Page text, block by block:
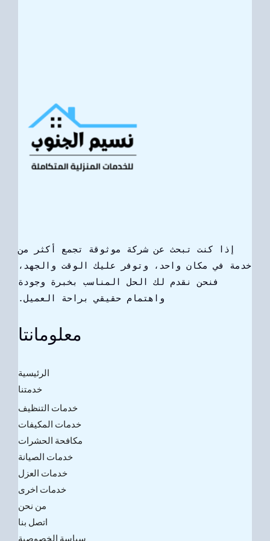
إذا كنت تبحث عن شركة موثوقة تجمع أكثر من
خدمة في مكان واحد، وتوفر عليك الوقت والجهد،
فنحن نقدم لك الحل المناسب بخبرة وجودة
واهتمام حقيقي براحة العميل.
معلومانتا
الرئيسية
خدمتنا
خدمات التنظيف
خدمات المكيفات
مكافحة الحشرات
خدمات الصيانة
خدمات العزل
خدمات اخرى
من نحن
اتصل بنا
سياسة الخصوصية